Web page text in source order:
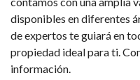
disponibles en diferentes
de expertos te guiará en
propiedad ideal para ti.
información.